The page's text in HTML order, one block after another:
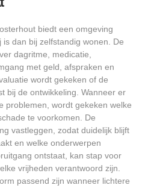
biedt een omgeving
dan bij zelfstandig wonen. De
dagritme, medicatie,
met geld, afspraken en
wordt gekeken of de
bij de ontwikkeling. Wanneer er
problemen, wordt gekeken welke
te voorkomen. De
vastleggen, zodat duidelijk blijft
en welke onderwerpen
ontstaat, kan stap voor
vrijheden verantwoord zijn.
passend zijn wanneer lichtere